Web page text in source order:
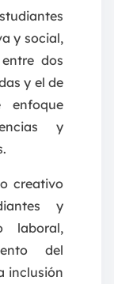
y social,
dos
y el de
enfoque
y
creativo
y
laboral,
del
inclusión